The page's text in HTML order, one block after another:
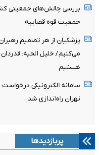
بررسی چالش‌های جمعیتی
جمعیت قوه قضاییه
پزشکیان:از هر تصمیم
می‌کنیم/ خلیل الحیه:
هستیم
سامانه الکترونیکی
تهران راه‌اندازی شد
پربازدیدها